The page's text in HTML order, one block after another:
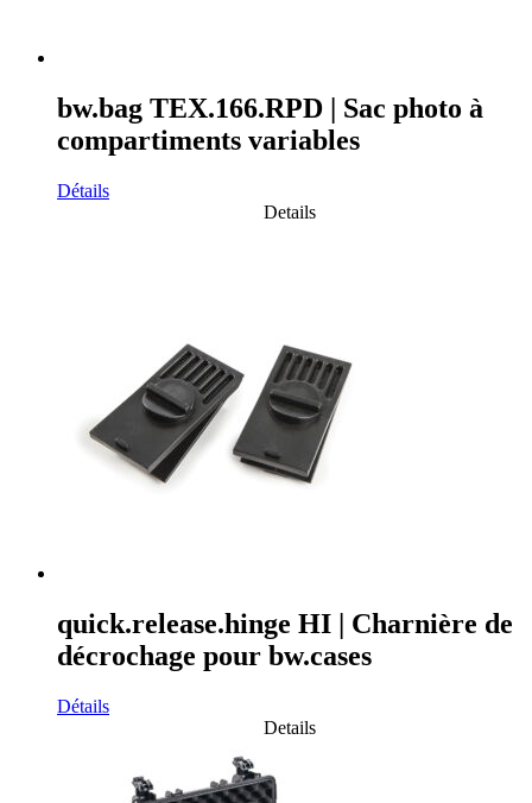
bw.bag TEX.166.RPD | Sac photo à
compartiments variables
Détails
Details
quick.release.hinge HI | Charnière de
décrochage pour bw.cases
Détails
Details